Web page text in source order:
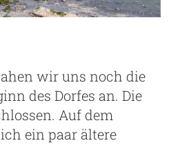
wir uns noch die
des Dorfes an. Die
Auf dem
ein paar ältere